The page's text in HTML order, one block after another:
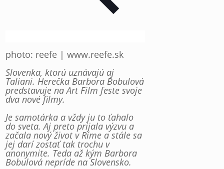
photo: reefe | www.reefe.sk
Slovenka, ktorú uznávajú aj
Taliani. Herečka Barbora Bobulová
predstavuje na Art Film feste svoje
dva nové filmy.
Je samotárka a vždy ju to ťahalo
do sveta. Aj preto prijala výzvu a
začala nový život v Ríme a stále sa
jej darí zostať tak trochu v
anonymite. Teda až kým Barbora
Bobulová nepríde na Slovensko.